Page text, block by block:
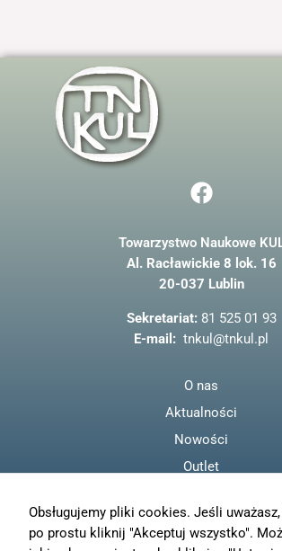
F
a
e
b
o
o
k
Towarzystwo Naukowe
Al. Racławickie 8 lok. 16
20-037 Lublin
Sekretariat: 81 525 01 93
E-mail: tnkul@tnkul.pl
O nas
Aktualności
Nowości
Outlet
Polityka prywatności
Moje konto
Obsługujemy pliki cookies. Jeśli
po prostu kliknij "Akceptuj wszystko".